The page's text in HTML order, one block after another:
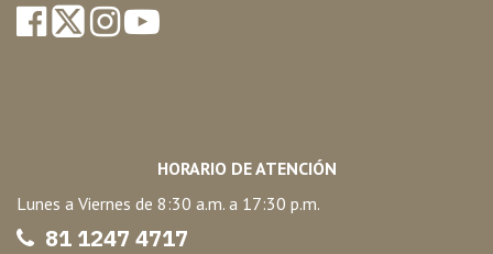
HORARIO DE ATENCIÓN
Lunes a Viernes de 8:30 a.m. a 17:30 p.m.
81 1247 4717